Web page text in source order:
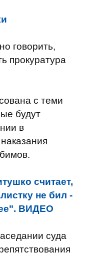
говорить,
прокуратура
с теми
будут
в
считает,
не бил -
ВИДЕО
суда